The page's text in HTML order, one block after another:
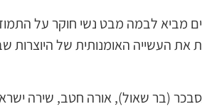
מביא לבמה מבט נשי חוקר על
את העשייה האומנותית של
(בר שאול), אורה חטב, שירה